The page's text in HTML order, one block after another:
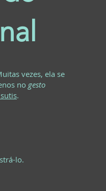
vezes, ela se
no gesto
.
lo.